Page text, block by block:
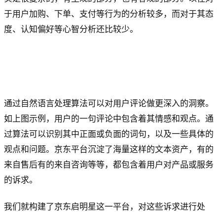
于用户加购、下单、支付等行为的分析较多，而对于其态
度、认知偏好等心智分析还比较少。
通过自然语言处理算法可以对用户评论做更深入的洞察。
如上图示例，用户的一句评论中包含着其情感和观点。通
过算法可以识别其中正面或负面的词句，以及一些具体的
观点和问题。京东平台沉淀了海量这样的文本资产，有的
来自售后有的来自咨询等等，都包含着用户对产品或服务
的诉求。
我们就构建了京东启明星这一平台，对这些诉求进行处